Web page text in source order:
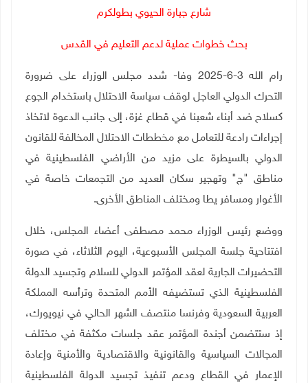
شارع جبارة الحيوي بطولكرم
بحث خطوات عملية لدعم التعليم في القدس
رام الله 3-6-2025 وفا- شدد مجلس الوزراء على ضرورة
التحرك الدولي العاجل لوقف سياسة الاحتلال باستخدام الجوع
كسلاح ضد أبناء شعبنا في قطاع غزة، إلى جانب الدعوة لاتخاذ
إجراءات رادعة للتعامل مع مخططات الاحتلال المخالفة للقانون
الدولي بالسيطرة على مزيد من الأراضي الفلسطينية في
مناطق "ج" وتهجير سكان العديد من التجمعات خاصة في
الأغوار ومسافر يطا ومختلف المناطق الأخرى.
ووضع رئيس الوزراء محمد مصطفى أعضاء المجلس، خلال
افتتاحية جلسة المجلس الأسبوعية، اليوم الثلاثاء، في صورة
التحضيرات الجارية لعقد المؤتمر الدولي للسلام وتجسيد الدولة
الفلسطينية الذي تستضيفه الأمم المتحدة وترأسه المملكة
العربية السعودية وفرنسا منتصف الشهر الحالي في نيويورك،
إذ ستتضمن أجندة المؤتمر عقد جلسات مكثفة في مختلف
المجالات السياسية والقانونية والاقتصادية والأمنية وإعادة
الإعمار في القطاع ودعم تنفيذ تجسيد الدولة الفلسطينية